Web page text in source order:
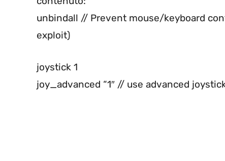
unbindall // Prevent mouse/keyboard
exploit)
joystick 1
joy_advanced “1″ // use advanced